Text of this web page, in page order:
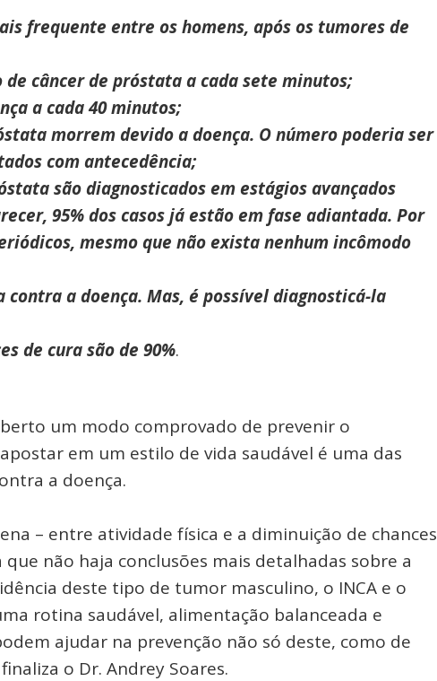
frequente entre os homens, após os tumores de
câncer de próstata a cada sete minutos;
a cada 40 minutos;
morrem devido a doença. O número poderia ser
com antecedência;
são diagnosticados em estágios avançados
95% dos casos já estão em fase adiantada. Por
mesmo que não exista nenhum incômodo
a doença. Mas, é possível diagnosticá-la
de cura são de 90%.
um modo comprovado de prevenir o
em um estilo de vida saudável é uma das
a doença.
– entre atividade física e a diminuição de chances
não haja conclusões mais detalhadas sobre a
deste tipo de tumor masculino, o INCA e o
rotina saudável, alimentação balanceada e
ajudar na prevenção não só deste, como de
o Dr. Andrey Soares.